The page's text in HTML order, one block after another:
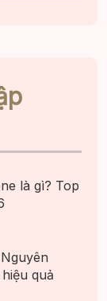
là gì? Top
quả